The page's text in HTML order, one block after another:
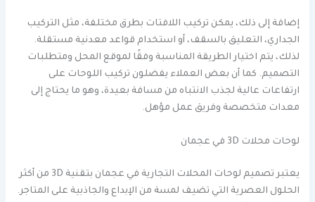
إضافة إلى ذلك، يمكن تركيب اللافتات بطرق مختلفة، مثل التركيب
الجداري، التعليق بالسقف، أو استخدام قواعد معدنية مستقلة.
لذلك، يتم اختيار الطريقة المناسبة وفقًا لموقع المحل ومتطلبات
التصميم. كما أن بعض العملاء يفضلون تركيب اللوحات على
ارتفاعات عالية لجذب الانتباه من مسافة بعيدة، وهو ما يحتاج إلى
معدات متخصصة وفريق عمل مؤهل.
لوحات محلات 3D في عجمان
يعتبر تصميم لوحات المحلات التجارية في عجمان بتقنية 3D من أكثر
الحلول العصرية التي تضيف لمسة من الإبداع والجاذبية على المتاجر.